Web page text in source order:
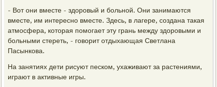
- Вот они вместе - здоровый и больной. Они занимаются
вместе, им интересно вместе. Здесь, в лагере, создана такая
атмосфера, которая помогает эту грань между здоровыми и
больными стереть, - говорит отдыхающая Светлана
Пасынкова.
На занятиях дети рисуют песком, ухаживают за растениями,
играют в активные игры.